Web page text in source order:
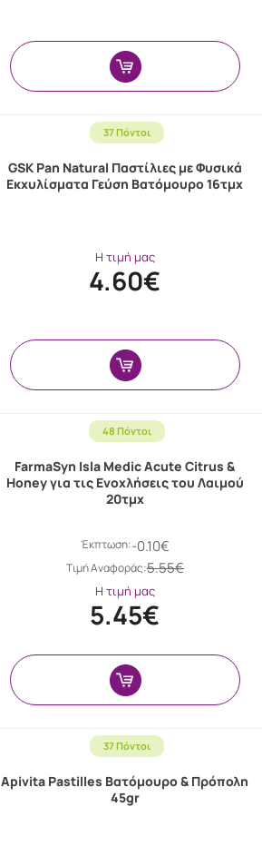
37 Πόντοι
GSK Pan Natural Παστίλιες με Φυσικά
Εκχυλίσματα Γεύση Βατόμουρο 16τμχ
Η τιμή μας
4.60€
48 Πόντοι
FarmaSyn Isla Medic Acute Citrus &
Honey για τις Ενοχλήσεις του Λαιμού
20τμχ
Έκπτωση:-0.10€
Tιμή Αναφοράς:5.55€
Η τιμή μας
5.45€
37 Πόντοι
Apivita Pastilles Βατόμουρο & Πρόπολη
45gr